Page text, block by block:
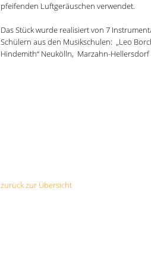
pfeifenden Luftgeräuschen verwendet.
Das Stück wurde realisiert von 7
Schülern aus den Musikschulen: „Leo
Hindemith“ Neukölln, Marzahn-
zurück zur Übersicht